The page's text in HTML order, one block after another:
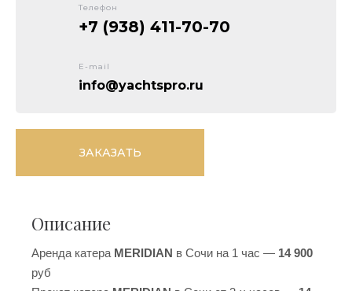
Телефон
+7 (938) 411-70-70
E-mail
info@yachtspro.ru
ЗАКАЗАТЬ
Описание
Аренда катера MERIDIAN в Сочи на 1 час — 14 900
руб